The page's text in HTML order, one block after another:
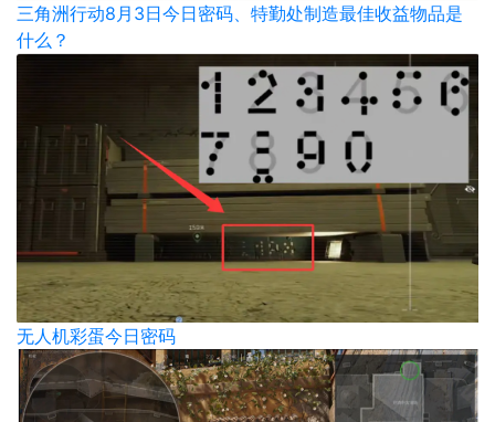
三角洲行动8月3日今日密码、特勤处制造最佳收益物品是
什么？
无人机彩蛋今日密码